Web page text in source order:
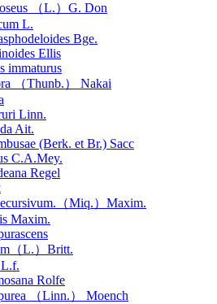
（L.）G. Don
L.
Bge.
Ellis
immaturus
（Thunb.） Nakai
Linn.
Ait.
(Berk. et Br.) Sacc
C.A.Mey.
Regel
（Miq.）Maxim.
Maxim.
（L.）Britt.
L.f.
Rolfe
（Linn.） Moench